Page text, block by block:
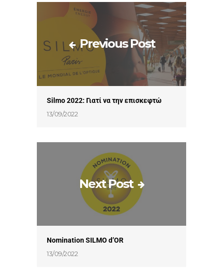
Previous Post
Silmo 2022: Γιατί να την επισκεφτώ
13/09/2022
Next Post
Nomination SILMO d’OR
13/09/2022